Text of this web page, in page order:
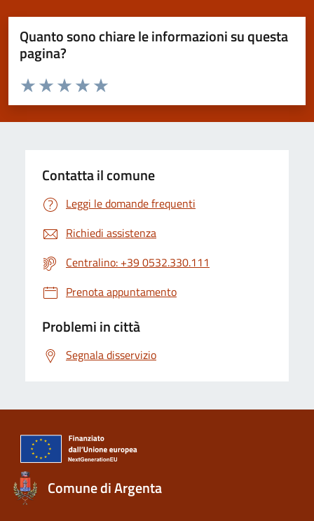
Quanto sono chiare le informazioni su questa
pagina?
Valuta da 1 a 5 stelle la pagina
Valuta 5 stelle su 5
Valuta 4 stelle su 5
Valuta 3 stelle su 5
Valuta 2 stelle su 5
Valuta 1 stelle su 5
Contatta il comune
Leggi le domande frequenti
Richiedi assistenza
Centralino: +39 0532.330.111
Prenota appuntamento
Problemi in città
Segnala disservizio
Comune di Argenta